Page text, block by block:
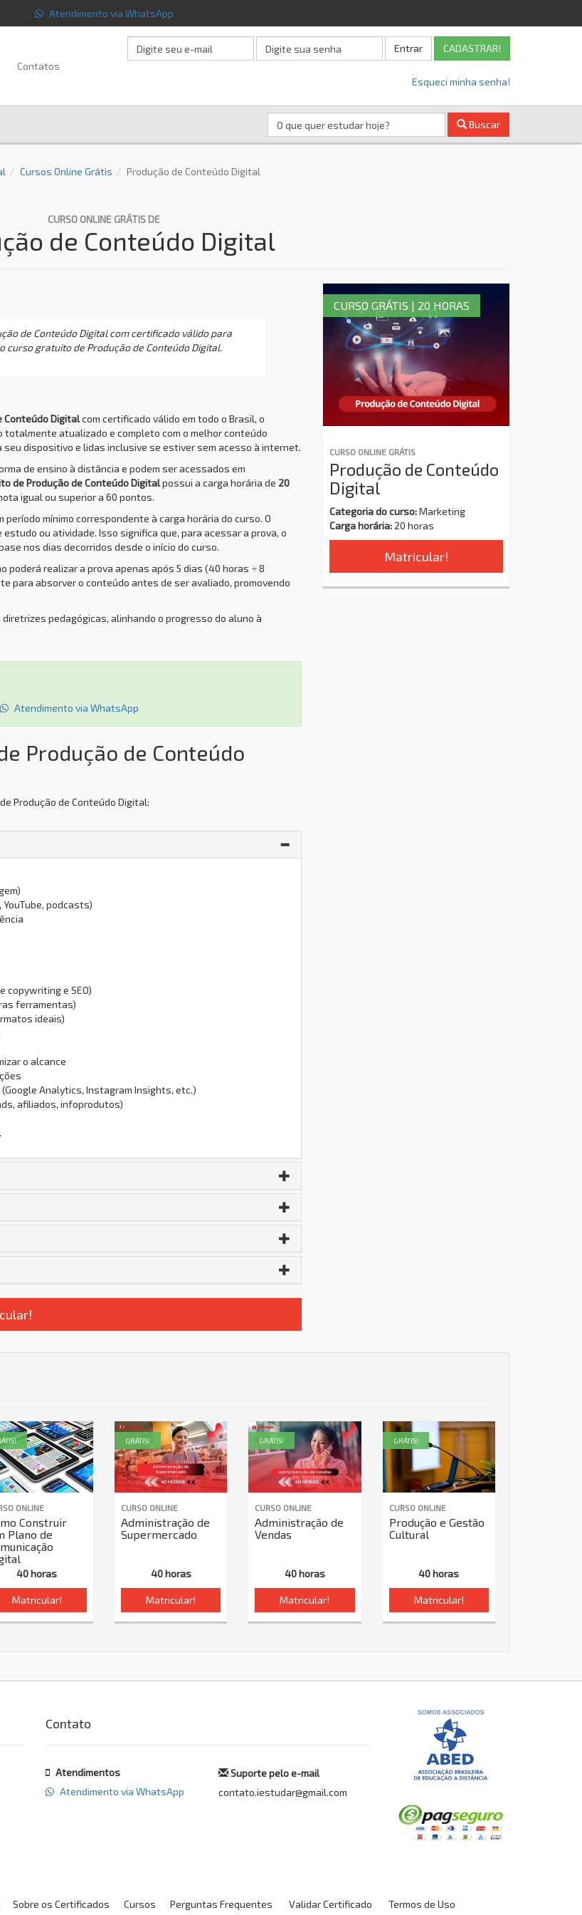
Atendimento via WhatsApp
Contatos
Entrar CADASTRAR!
Esqueci minha senha!
Buscar
Cursos Online Grátis Produção de Conteúdo Digital
CURSO ONLINE GRÁTIS DE
de Conteúdo Digital
de Conteúdo Digital com certificado válido para
curso gratuito de Produção de Conteúdo Digital.
Conteúdo Digitalcom certificado válido em todo o Brasil, o
totalmente atualizado e completo com o melhor conteúdo
seu dispositivo e lidas inclusive se estiver sem acesso à internet.
de ensino à distância e podem ser acessados em
de Produção de Conteúdo Digitalpossui a carga horária de 20
igual ou superior a 60 pontos.
mínimo correspondente à carga horária do curso. O
ou atividade. Isso significa que, para acessar a prova, o
nos dias decorridos desde o início do curso.
poderá realizar a prova apenas após 5 dias (40 horas ÷ 8
para absorver o conteúdo antes de ser avaliado, promovendo
pedagógicas, alinhando o progresso do aluno à
Atendimento via WhatsApp
Produção de Conteúdo
Produção de Conteúdo Digital:
podcasts)
copywriting e SEO)
ferramentas)
ideais)
o alcance
Analytics, Instagram Insights, etc.)
afiliados, infoprodutos)
CURSO ONLINE GRÁTIS
Produção de Conteúdo
Digital
Categoria do curso:Marketing
Carga horária:20 horas
Matricular!
CURSO GRÁTIS | 20 HORAS
ONLINE
Construir
Plano de
40 horas
Matricular!
CURSO ONLINE
Administração de
Supermercado
40 horas
Matricular!
GRÁTIS!
CURSO ONLINE
Administração de
Vendas
40 horas
Matricular!
GRÁTIS!
CURSO ONLINE
Produção e Gestão
Cultural
40 horas
Matricular!
GRÁTIS!
Contato
Atendimentos
Atendimento via WhatsApp
Suporte pelo e-mail
contato.iestudar@gmail.com
Sobre os Certificados Cursos Perguntas Frequentes Validar Certificado Termos de Uso